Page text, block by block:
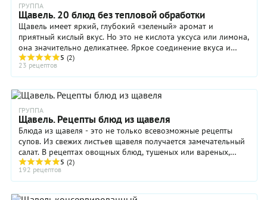
ГРУППА
Щавель. 20 блюд без тепловой обработки
Щавель имеет яркий, глубокий «зеленый» аромат и
приятный кислый вкус. Но это не кислота уксуса или лимона,
она значительно деликатнее. Яркое соединение вкуса и
аромата в один прекрасный момент вывело ...
5 (2)
23 рецептов
ГРУППА
Щавель. Рецепты блюд из щавеля
Блюда из щавеля - это не только всевозможные рецепты
супов. Из свежих листьев щавеля получается замечательный
салат. В рецептах овощных блюд, тушеных или вареных,
щавель оказывается весьма к месту. ...
5 (2)
192 рецептов